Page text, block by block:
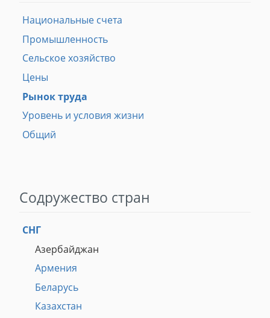
Национальные счета
Промышленность
Сельское хозяйство
Цены
Рынок труда
Уровень и условия жизни
Общий
Содружество стран
СНГ
Азербайджан
Армения
Беларусь
Казахстан